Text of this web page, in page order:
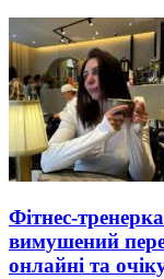
Фітнес-
вимушений
онлайні та